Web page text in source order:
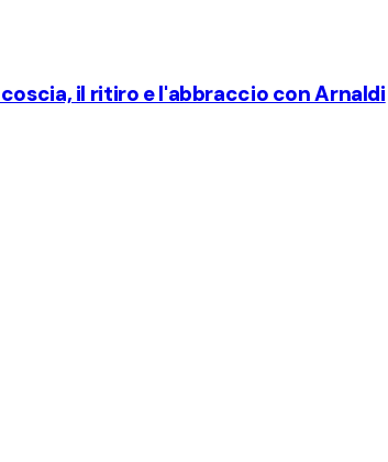
il ritiro e l'abbraccio con Arnaldi